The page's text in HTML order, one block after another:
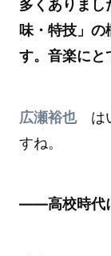
多くありまし
味・特技」の
す。音楽にと
広瀬裕也はい
すね。
――高校時代